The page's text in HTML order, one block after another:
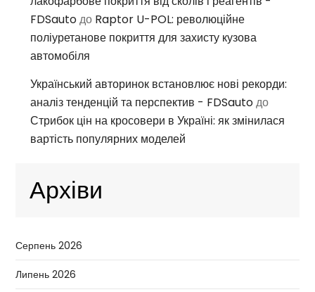
FDSautoдо Raptor U-POL: революційне
поліуретанове покриття для захисту кузова
автомобіля
Український авторинок встановлює нові рекорди:
аналіз тенденцій та перспектив - FDSautoдо
Стрибок цін на кросовери в Україні: як змінилася
вартість популярних моделей
Архіви
Серпень 2026
Липень 2026